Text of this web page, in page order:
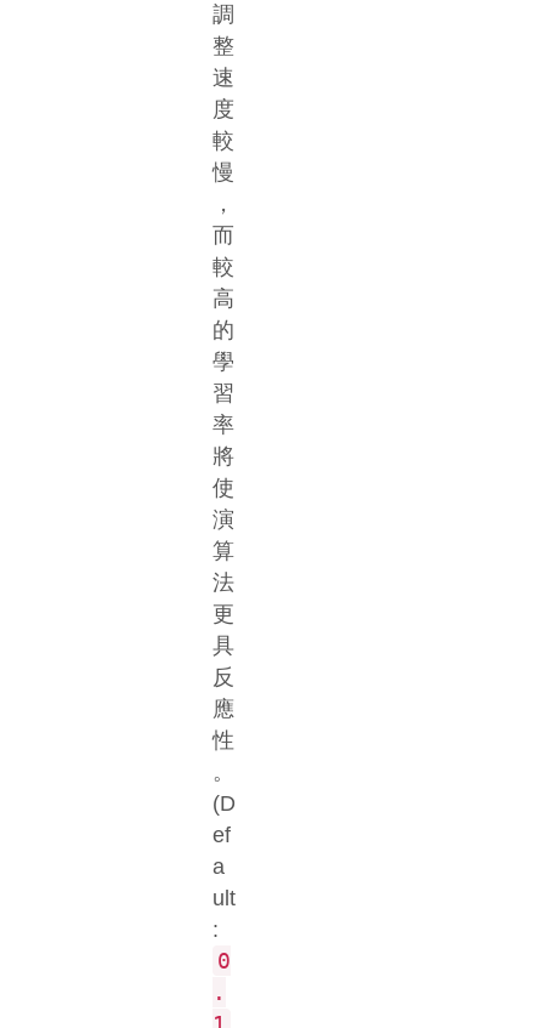
調
整
速
度
較
慢
，
而
較
高
的
學
習
率
將
使
演
算
法
更
具
反
應
性
。
(D
ef
a
ult
:
0
.